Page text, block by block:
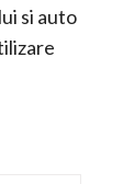
si auto